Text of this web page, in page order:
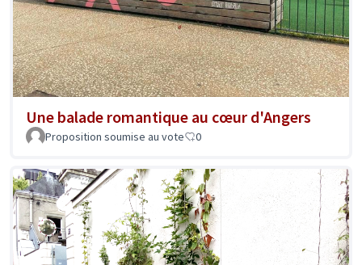
Une balade romantique au cœur d'Angers
Proposition soumise au vote 0